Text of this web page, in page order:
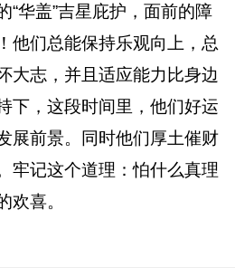
“华盖”吉星庇护，面前的障
他们总能保持乐观向上，总
大志，并且适应能力比身边
下，这段时间里，他们好运
展前景。同时他们厚土催财
牢记这个道理：怕什么真理
欢喜。